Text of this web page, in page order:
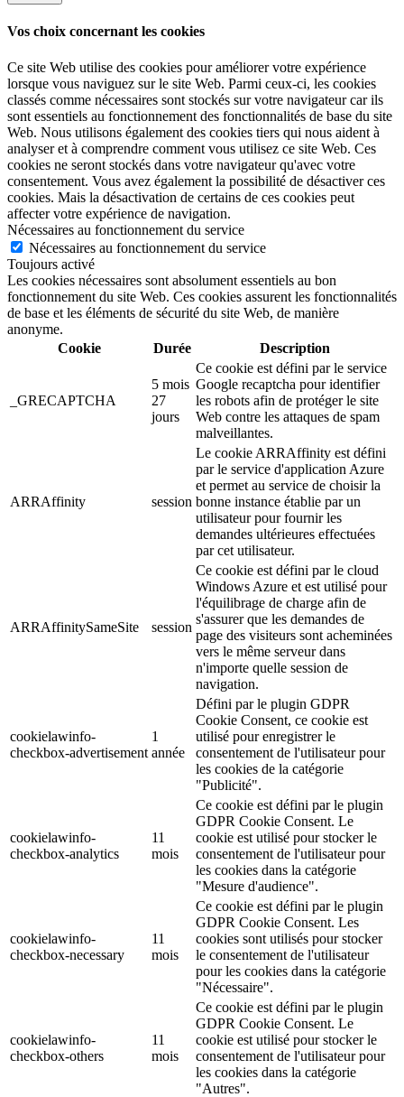
Vos choix concernant les cookies
Ce site Web utilise des cookies pour améliorer votre expérience
lorsque vous naviguez sur le site Web. Parmi ceux-ci, les cookies
classés comme nécessaires sont stockés sur votre navigateur car ils
sont essentiels au fonctionnement des fonctionnalités de base du site
Web. Nous utilisons également des cookies tiers qui nous aident à
analyser et à comprendre comment vous utilisez ce site Web. Ces
cookies ne seront stockés dans votre navigateur qu'avec votre
consentement. Vous avez également la possibilité de désactiver ces
cookies. Mais la désactivation de certains de ces cookies peut
affecter votre expérience de navigation.
Nécessaires au fonctionnement du service
Nécessaires au fonctionnement du service
Toujours activé
Les cookies nécessaires sont absolument essentiels au bon
fonctionnement du site Web. Ces cookies assurent les fonctionnalités
de base et les éléments de sécurité du site Web, de manière
anonyme.
Cookie
Durée Description
_GRECAPTCHA
5 mois
27
jours
Ce cookie est défini par le service
Google recaptcha pour identifier
les robots afin de protéger le site
Web contre les attaques de spam
malveillantes.
ARRAffinity session
Le cookie ARRAffinity est défini
par le service d'application Azure
et permet au service de choisir la
bonne instance établie par un
utilisateur pour fournir les
demandes ultérieures effectuées
par cet utilisateur.
ARRAffinitySameSite session
Ce cookie est défini par le cloud
Windows Azure et est utilisé pour
l'équilibrage de charge afin de
s'assurer que les demandes de
page des visiteurs sont acheminées
vers le même serveur dans
n'importe quelle session de
navigation.
cookielawinfo-
checkbox-advertisement
1
année
Défini par le plugin GDPR
Cookie Consent, ce cookie est
utilisé pour enregistrer le
consentement de l'utilisateur pour
les cookies de la catégorie
"Publicité".
cookielawinfo-
checkbox-analytics
11
mois
Ce cookie est défini par le plugin
GDPR Cookie Consent. Le
cookie est utilisé pour stocker le
consentement de l'utilisateur pour
les cookies dans la catégorie
"Mesure d'audience".
cookielawinfo-
checkbox-necessary
11
mois
Ce cookie est défini par le plugin
GDPR Cookie Consent. Les
cookies sont utilisés pour stocker
le consentement de l'utilisateur
pour les cookies dans la catégorie
"Nécessaire".
cookielawinfo-
checkbox-others
11
mois
Ce cookie est défini par le plugin
GDPR Cookie Consent. Le
cookie est utilisé pour stocker le
consentement de l'utilisateur pour
les cookies dans la catégorie
"Autres".